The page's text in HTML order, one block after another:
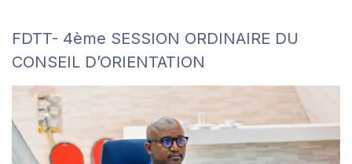
FDTT- 4ème SESSION ORDINAIRE DU
CONSEIL D’ORIENTATION